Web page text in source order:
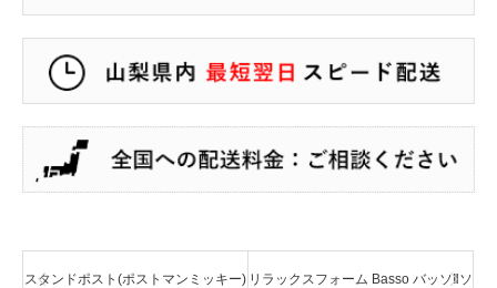
スタンドポスト(ポストマンミッキー) リラックスフォーム Basso バッソⅡソ